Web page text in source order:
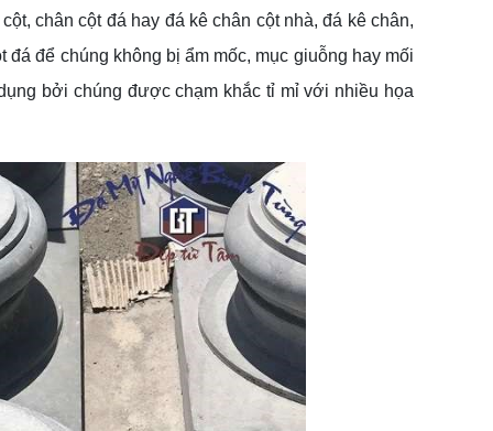
chân cột đá hay đá kê chân cột nhà, đá kê chân,
để chúng không bị ẩm mốc, mục giuỗng hay mối
bởi chúng được chạm khắc tỉ mỉ với nhiều họa